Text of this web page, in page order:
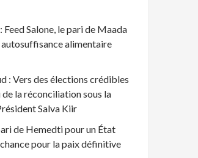
Feed Salone, le pari de Maada
autosuffisance alimentaire
: Vers des élections crédibles
de la réconciliation sous la
Salva Kiir
de Hemedti pour un État
pour la paix définitive